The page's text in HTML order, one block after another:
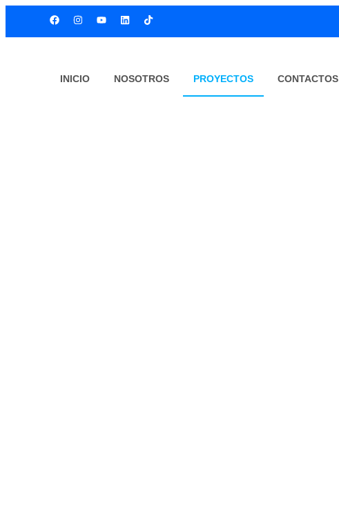
INICIO NOSOTROS PROYECTOS CONTACTOS